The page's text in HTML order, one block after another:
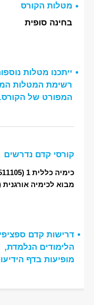
מטלות הקורס
בחינה סופית
ייתכנו מטלות
רשימת המטלות
המפורט של הקורס.
קורסי קדם נדרשים
כימיה כללית 1 (03511105)
מבוא לכימיה אורגנית
דרישות קדם
הלימודים הנלמדת,
מופיעות בדף